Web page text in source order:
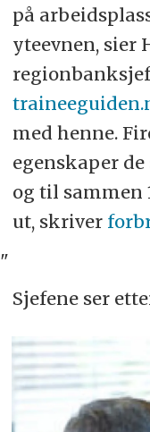
på
yteevnen, sier
med henne.
egenskaper
og til sammen
ut, skriver
"
Sjefene ser